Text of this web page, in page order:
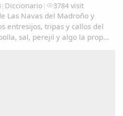
| Diccionario | 3784 visit
Las Navas del Madroño y
entresijos, tripas y callos del
sal, perejil y algo la propia